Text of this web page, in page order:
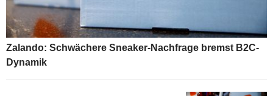
Zalando: Schwächere Sneaker-Nachfrage bremst B2C-
Dynamik